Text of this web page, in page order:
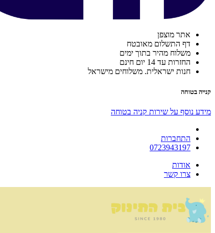
אתר מוצפן
דף התשלום מאובטח
משלוח מהיר בתוך ימים
החזרות עד 14 יום חינם
חנות ישראלית. משלוחים מישראל
קנייה בטוחה
מידע נוסף על שירות קניה בטוחה
התחברות
0723943197
אודות
צרו קשר